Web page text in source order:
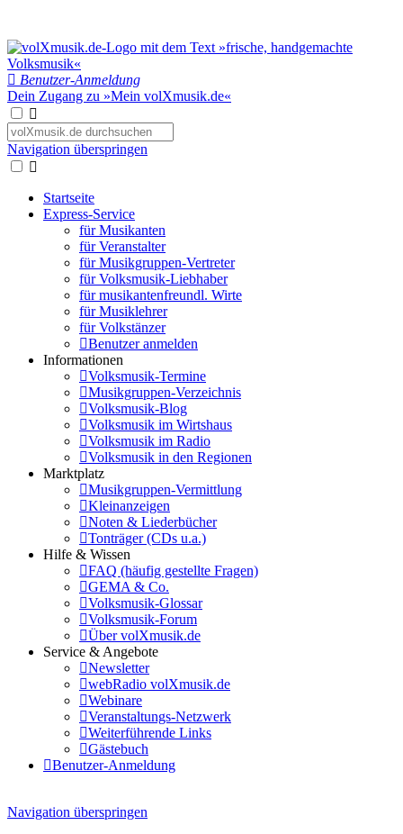
Benutzer-Anmeldung
Dein Zugang zu »Mein volXmusik.de«
Navigation überspringen
Startseite
Express-Service
für Musikanten
für Veranstalter
für Musikgruppen-Vertreter
für Volksmusik-Liebhaber
für musikantenfreundl. Wirte
für Musiklehrer
für Volkstänzer
Benutzer anmelden
Informationen
Volksmusik-Termine
Musikgruppen-Verzeichnis
Volksmusik-Blog
Volksmusik im Wirtshaus
Volksmusik im Radio
Volksmusik in den Regionen
Marktplatz
Musikgruppen-Vermittlung
Kleinanzeigen
Noten & Liederbücher
Tonträger (CDs u.a.)
Hilfe & Wissen
FAQ (häufig gestellte Fragen)
GEMA & Co.
Volksmusik-Glossar
Volksmusik-Forum
Über volXmusik.de
Service & Angebote
Newsletter
webRadio volXmusik.de
Webinare
Veranstaltungs-Netzwerk
Weiterführende Links
Gästebuch
Benutzer-Anmeldung
Navigation überspringen